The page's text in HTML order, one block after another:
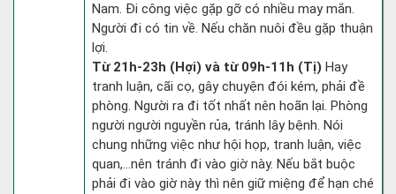
Nam. Đi công việc gặp gỡ có nhiều may mắn.
Người đi có tin về. Nếu chăn nuôi đều gặp thuận
lợi.
Từ 21h-23h (Hợi) và từ 09h-11h (Tị) Hay
tranh luận, cãi cọ, gây chuyện đói kém, phải đề
phòng. Người ra đi tốt nhất nên hoãn lại. Phòng
người người nguyền rủa, tránh lây bệnh. Nói
chung những việc như hội họp, tranh luận, việc
quan,…nên tránh đi vào giờ này. Nếu bắt buộc
phải đi vào giờ này thì nên giữ miệng để hạn ché